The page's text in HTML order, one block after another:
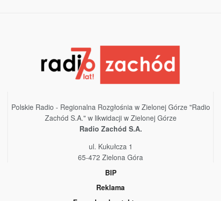
Polskie Radio - Regionalna Rozgłośnia w Zielonej Górze "Radio
Zachód S.A." w likwidacji w Zielonej Górze
Radio Zachód S.A.
ul. Kukułcza 1
65-472 Zielona Góra
BIP
Reklama